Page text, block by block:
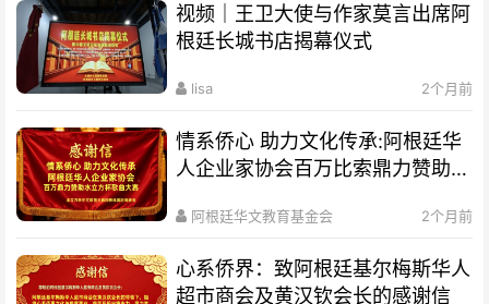
视频｜王卫大使与作家莫言出席阿
根廷长城书店揭幕仪式
lisa 2个月前
情系侨心 助力文化传承:阿根廷华
人企业家协会百万比索鼎力赞助水
阿根廷华文教育基金会 2个月前
心系侨界​：致阿根廷基尔梅斯华人
超市商会及黄汉钦会长的感谢信